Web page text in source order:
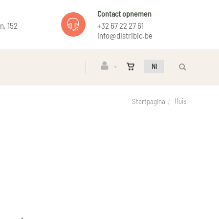
152
Contact opnemen
+32 67 22 27 61
info@distribio.be
Nl
Startpagina Huis